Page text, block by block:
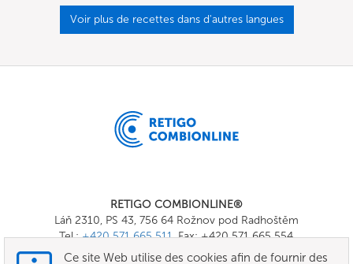
Voir plus de recettes dans d'autres langues
RETIGO COMBIONLINE®
Láň 2310, PS 43, 756 64 Rožnov pod Radhoštěm
Tel.:+420 571 665 511, Fax: +420 571 665 554
E-mail:
info@combionline.com
Ce site Web utilise des cookies afin de fournir des